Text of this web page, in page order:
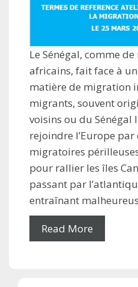
Le Sénégal, comme
africains, fait face à
matière de migration
migrants, souvent
voisins ou du Sénégal
rejoindre l’Europe par
migratoires
pour rallier les îles
passant par
entraînant
Read More